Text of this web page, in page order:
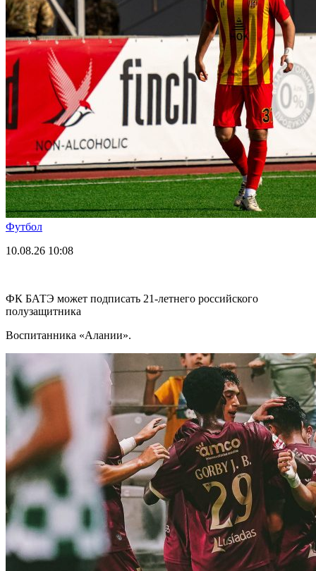
Футбол
10.08.26 10:08
ФК БАТЭ может подписать 21-летнего российского
полузащитника
Воспитанника «Алании».